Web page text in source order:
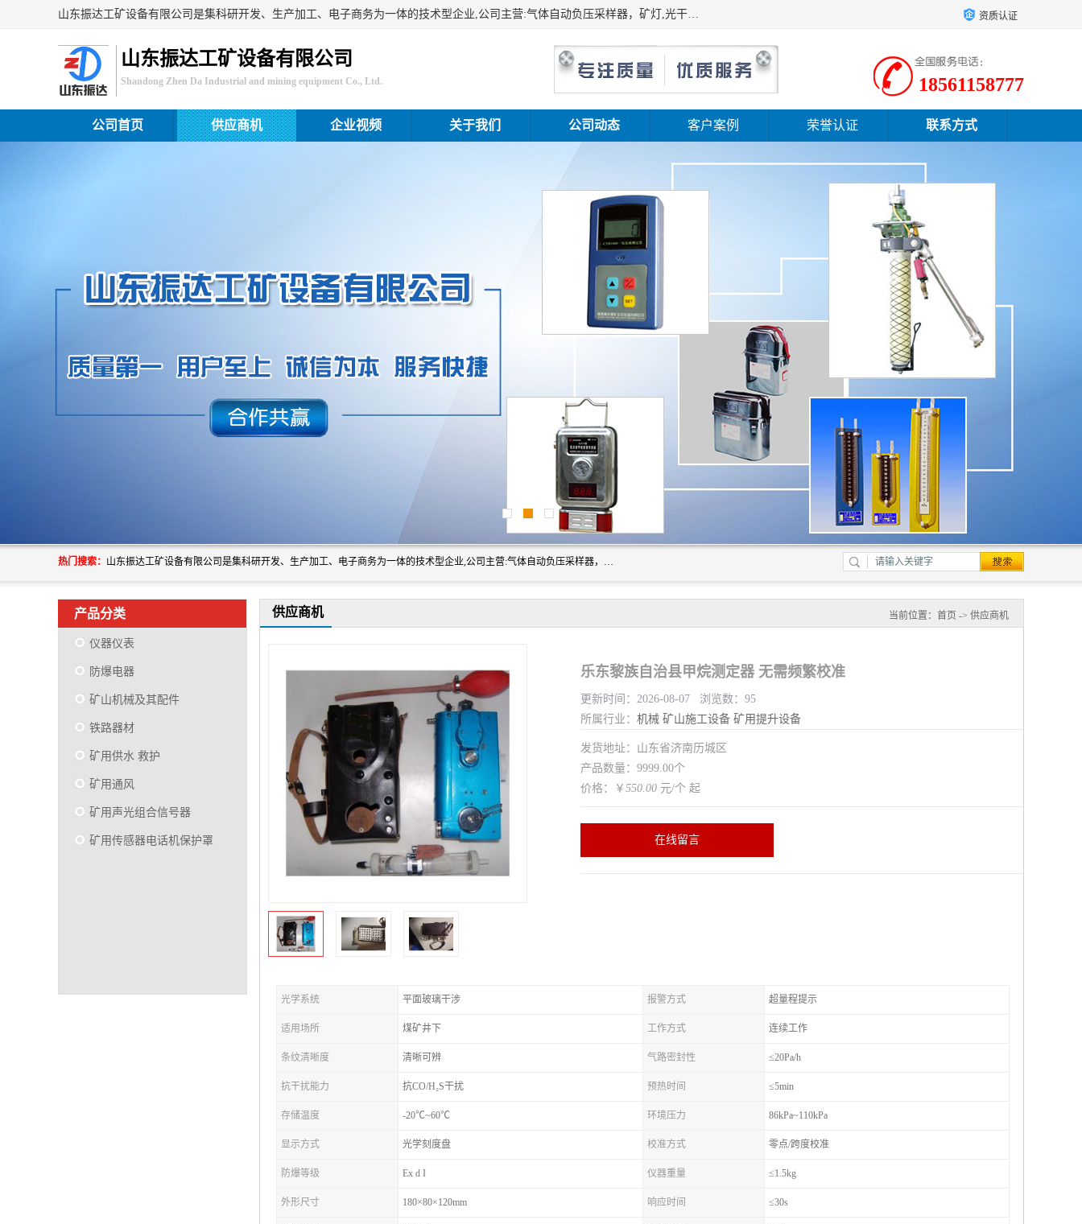
山东振达工矿设备有限公司是集科研开发、生产加工、电子商务为一体的技术型企业,公司主营:气体自动负压采样器，矿灯,光干涉甲烷测定器及其校验仪,甲烷报警仪及其校验装置,甲烷传感器校验装置,粉尘校验装置,煤尘爆炸校验装置,高压水表,三点测径规,圆型规,钢规磨耗仪,第四种检查器,内距尺,轮径尺,样板等铁路配件仪表,矿用设备等产品. 资质认证
山东振达工矿设备有限公司
Shandong Zhen Da Industrial and mining equipment Co., Ltd. 18561158777
公司首页 供应商机 企业视频 关于我们 公司动态 客户案例 荣誉认证 联系方式
热门搜索： 山东振达工矿设备有限公司是集科研开发、生产加工、电子商务为一体的技术型企业,公司主营:气体自动负压采样器，矿灯,光干涉甲烷测定器及其校验仪,甲烷报警仪及其校验装置,甲烷传感器校验装置,粉尘校验装置,煤尘爆炸校验装置,高压水表,三点测径规,圆型规,钢规磨耗仪,第四种检查器,内距尺,轮径尺,样板等铁路配件仪表,矿用设备等产品.
产品分类
仪器仪表
防爆电器
矿山机械及其配件
铁路器材
矿用供水 救护
矿用通风
矿用声光组合信号器
矿用传感器电话机保护罩
供应商机 当前位置： 首页 -> 供应商机
乐东黎族自治县甲烷测定器 无需频繁校准
更新时间：2026-08-07 浏览数：95
所属行业： 机械 矿山施工设备 矿用提升设备
发货地址：山东省济南历城区
产品数量：9999.00个
价格：￥ 550.00 元/个 起
在线留言
光学系统 平面玻璃干涉 报警方式 超量程提示
适用场所 煤矿井下 工作方式 连续工作
条纹清晰度 清晰可辨 气路密封性 ≤20Pa/h
抗干扰能力 抗CO/H₂S干扰 预热时间 ≤5min
存储温度 -20℃~60℃ 环境压力 86kPa~110kPa
显示方式 光学刻度盘 校准方式 零点/跨度校准
防爆等级 Ex d I 仪器重量 ≤1.5kg
外形尺寸 180×80×120mm 响应时间 ≤30s